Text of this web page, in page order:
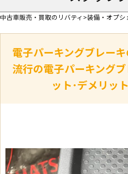
中古車販売・買取のリバティ 装備・オプシ
電子パーキングブレー
流行の電子パーキング
ット･デメリッ